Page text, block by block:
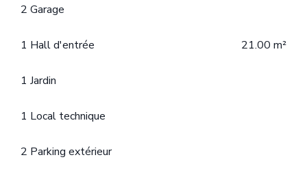
2 Garage
1 Hall d'entrée 21.00 m²
1 Jardin
1 Local technique
2 Parking extérieur